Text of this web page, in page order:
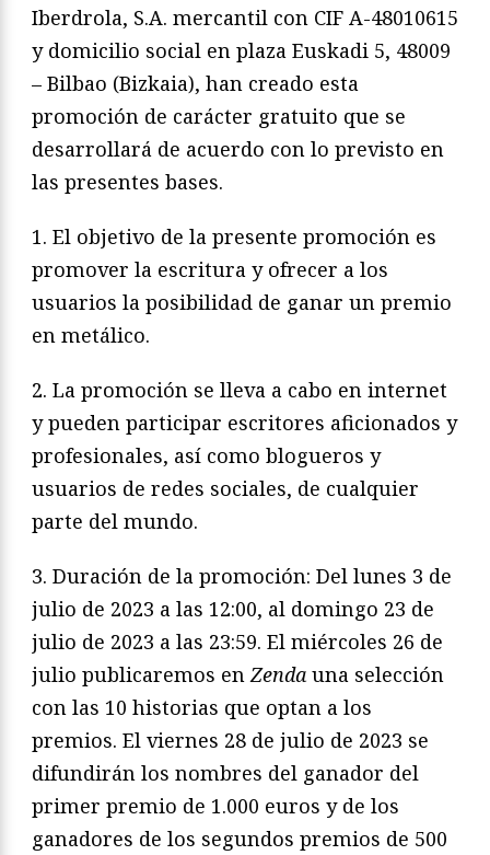
Iberdrola, S.A. mercantil con CIF A-48010615
y domicilio social en plaza Euskadi 5, 48009
– Bilbao (Bizkaia), han creado esta
promoción de carácter gratuito que se
desarrollará de acuerdo con lo previsto en
las presentes bases.
1. El objetivo de la presente promoción es
promover la escritura y ofrecer a los
usuarios la posibilidad de ganar un premio
en metálico.
2. La promoción se lleva a cabo en internet
y pueden participar escritores aficionados y
profesionales, así como blogueros y
usuarios de redes sociales, de cualquier
parte del mundo.
3. Duración de la promoción: Del lunes 3 de
julio de 2023 a las 12:00, al domingo 23 de
julio de 2023 a las 23:59. El miércoles 26 de
julio publicaremos enZenda una selección
con las 10 historias que optan a los
premios. El viernes 28 de julio de 2023 se
difundirán los nombres del ganador del
primer premio de 1.000 euros y de los
ganadores de los segundos premios de 500